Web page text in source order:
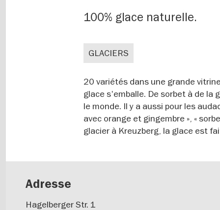
100% glace naturelle.
GLACIERS
20 variétés dans une grande
glace s'emballe. De sorbet à de la
le monde. Il y a aussi pour les
avec orange et gingembre », «
glacier à Kreuzberg, la glace est
Adresse
Hagelberger Str. 1